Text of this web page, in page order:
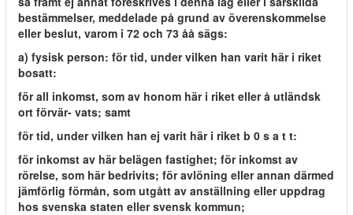
bestämmelser, meddelade på grund av överenskommelse
eller beslut, varom i 72 och 73 åå sägs:
a) fysisk person: för tid, under vilken han varit här i riket
bosatt:
för all inkomst, som av honom här i riket eller å utländsk
ort förvär- vats; samt
för tid, under vilken han ej varit här i riket b 0 s a t t:
för inkomst av här belägen fastighet; för inkomst av
rörelse, som här bedrivits; för avlöning eller annan därmed
jämförlig förmån, som utgått av anställning eller uppdrag
hos svenska staten eller svensk kommun;